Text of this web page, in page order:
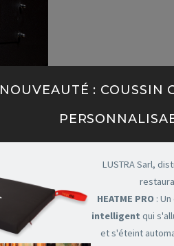
NOUVEAUTÉ : COUSSIN
LUSTRA Sarl,
HEATME PRO :
intelligent qui
et s'éteint